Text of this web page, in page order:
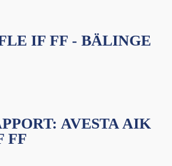
IF FF - BÄLINGE
AVESTA AIK
FF